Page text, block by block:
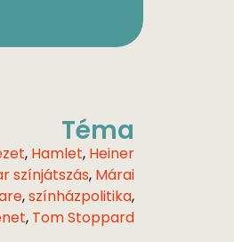
Téma
, Hamlet, Heiner
színjátszás, Márai
,színházpolitika,
, Tom Stoppard